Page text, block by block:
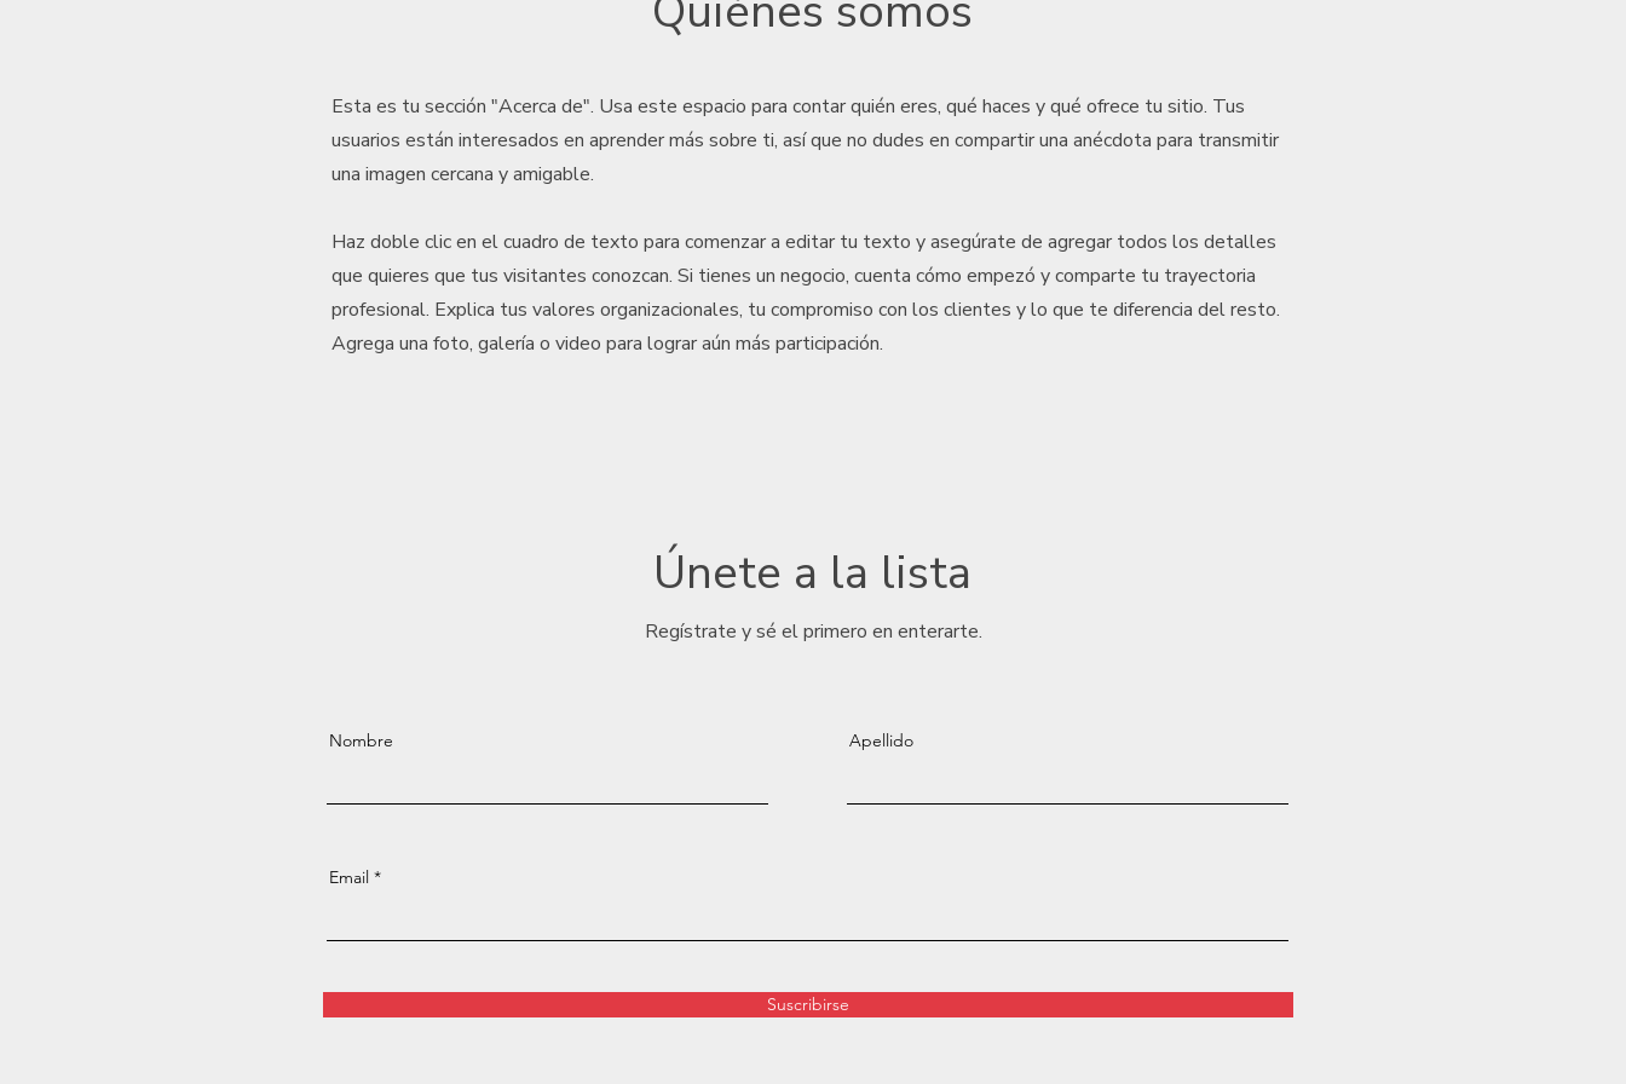
Esta es tu sección "Acerca de". Usa este espacio para contar quién eres, qué haces y qué ofrece tu sitio. Tus
usuarios están interesados en aprender más sobre ti, así que no dudes en compartir una anécdota para transmitir
una imagen cercana y amigable.
Haz doble clic en el cuadro de texto para comenzar a editar tu texto y asegúrate de agregar todos los detalles
que quieres que tus visitantes conozcan. Si tienes un negocio, cuenta cómo empezó y comparte tu trayectoria
profesional. Explica tus valores organizacionales, tu compromiso con los clientes y lo que te diferencia del resto.
Agrega una foto, galería o video para lograr aún más participación.
Únete a la lista
Regístrate y sé el primero en enterarte.
Nombre Apellido
Email
Suscribirse